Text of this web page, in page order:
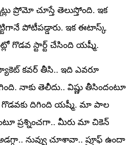
ప్రోమో చూస్తే తెలుస్తోంది. ఇక
పోటీపడ్డారు. ఇక ఈటాస్క్
గొడవ స్టార్ట్ చేసింది యష్మీ.
కవర్ తీసి.. ఇది ఎవరూ
నాకు తెలీదు.. విష్ణు తీసిందంటూ
గొడవకు దిగింది యష్మీ. మా పాల
ప్రశ్నించగా.. మీరు మా చికెన్
నువ్వు చూశావా.. ప్రూఫ్ ఉందా